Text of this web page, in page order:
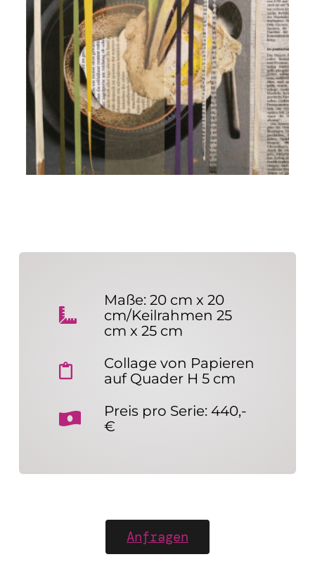
Maße: 20 cm x 20
cm/Keilrahmen 25
cm x 25 cm
Collage von Papieren
auf Quader H 5 cm
Preis pro Serie: 440,-
€
Anfragen